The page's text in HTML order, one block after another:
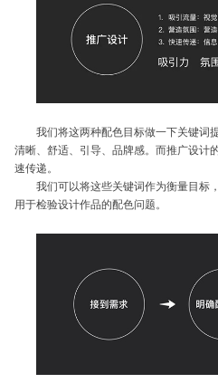
我们将这两种配色目标做一下关键词
清晰、舒适、引导、品牌感。而推广设计
速传递。
我们可以将这些关键词作为衡量目标
用于检验设计作品的配色问题。